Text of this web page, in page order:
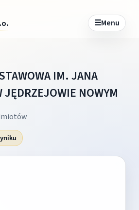
☰Menu
IM. JANA
JĘDRZEJOWIE NOWYM